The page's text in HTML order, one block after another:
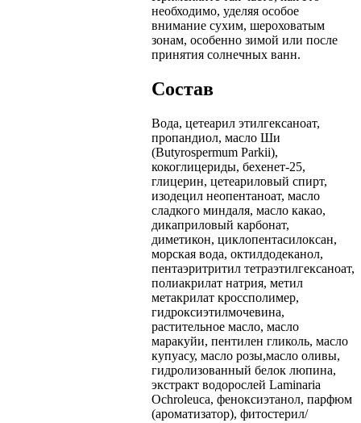
необходимо, уделяя особое
внимание сухим, шероховатым
зонам, особенно зимой или после
принятия солнечных ванн.
Состав
Вода, цетеарил этилгексаноат,
пропандиол, масло Ши
(Butyrospermum Parkii),
кокоглицериды, бехенет-25,
глицерин, цетеариловый спирт,
изодецил неопентаноат, масло
сладкого миндаля, масло какао,
дикаприловый карбонат,
диметикон, циклопентасилоксан,
морская вода, октилдодеканол,
пентаэритритил тетраэтилгексаноат,
полиакрилат натрия, метил
метакрилат кроссполимер,
гидроксиэтилмочевина,
растительное масло, масло
маракуйи, пентилен гликоль, масло
купуасу, масло розы,масло оливы,
гидролизованный белок люпина,
экстракт водорослей Laminaria
Ochroleuca, феноксиэтанол, парфюм
(ароматизатор), фитостерил/